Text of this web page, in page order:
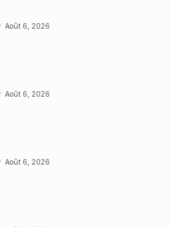
Août 6, 2026
Août 6, 2026
Août 6, 2026